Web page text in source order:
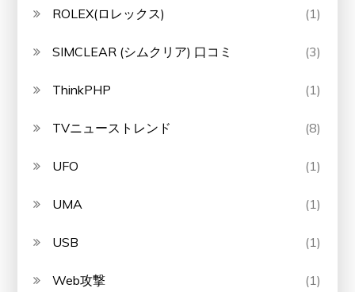
ROLEX(ロレックス) (1)
SIMCLEAR (シムクリア) 口コミ (3)
ThinkPHP (1)
TVニューストレンド (8)
UFO (1)
UMA (1)
USB (1)
Web攻撃 (1)